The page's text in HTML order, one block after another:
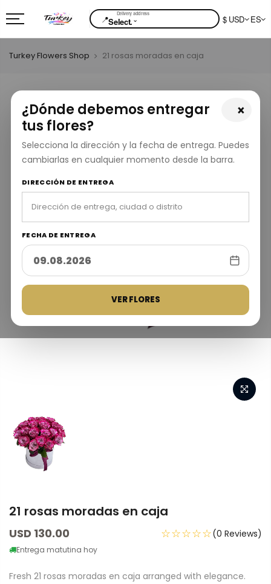
📍Select.⌄ $ USD ES
×
¿Dónde debemos entregar
tus flores?
Selecciona la dirección y la fecha de entrega. Puedes
cambiarlas en cualquier momento desde la barra.
DIRECCIÓN DE ENTREGA
FECHA DE ENTREGA
VER FLORES
Turkey Flowers Shop 21 rosas moradas en caja
21 rosas moradas en caja
USD 130.00
Entrega matutina hoy
☆☆☆☆☆(0 Reviews)
Fresh 21 rosas moradas en caja arranged with elegance.